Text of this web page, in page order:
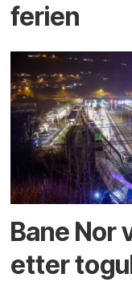
ferien
Bane Nor
etter